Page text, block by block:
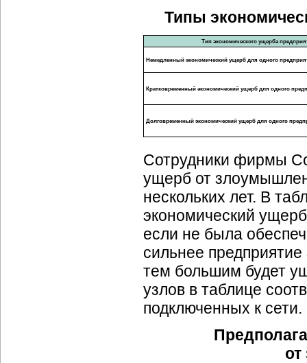
Типы
Тип экономического ущерба
Немедленный экономический ущерб для одного
Кратковременный экономический ущерб для одного
Долговременный экономический ущерб для одного
Сотрудники фирмы
ущерб от
нескольких лет. В
экономический
если не была
сильнее предприятие
тем большим будет
узлов в таблице
подключенных к сети.